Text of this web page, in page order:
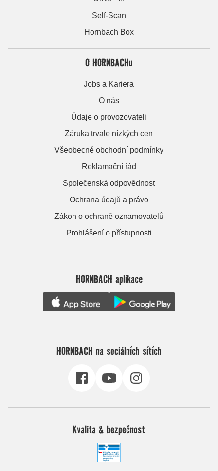
Self-Scan
Hornbach Box
O HORNBACHu
Jobs a Kariera
O nás
Údaje o provozovateli
Záruka trvale nízkých cen
Všeobecné obchodní podmínky
Reklamační řád
Společenská odpovědnost
Ochrana údajů a právo
Zákon o ochraně oznamovatelů
Prohlášení o přístupnosti
HORNBACH aplikace
HORNBACH na sociálních sítích
Kvalita & bezpečnost